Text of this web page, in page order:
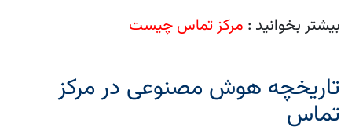
بیشتر بخوانید : مرکز تماس چیست
تاریخچه هوش مصنوعی در مرکز
تماس